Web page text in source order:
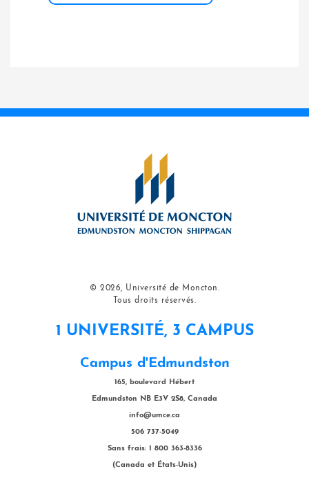
© 2026, Université de Moncton.
Tous droits réservés.
1 UNIVERSITÉ, 3 CAMPUS
Campus d'Edmundston
165, boulevard Hébert
Edmundston NB E3V 2S8, Canada
info@umce.ca
506 737-5049
Sans frais: 1 800 363-8336
(Canada et États-Unis)